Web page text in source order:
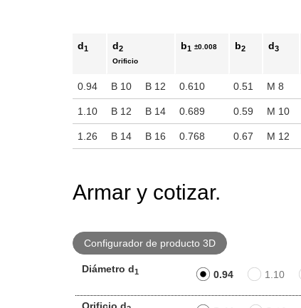
d1 d2
Orificio
b1 ±0.008 b2 d3
0.94 B 10 B 12 0.610 0.51 M 8
1.10 B 12 B 14 0.689 0.59 M 10
1.26 B 14 B 16 0.768 0.67 M 12
Armar y cotizar.
Configurador de producto 3D
Diámetro d1 0.94 1.10